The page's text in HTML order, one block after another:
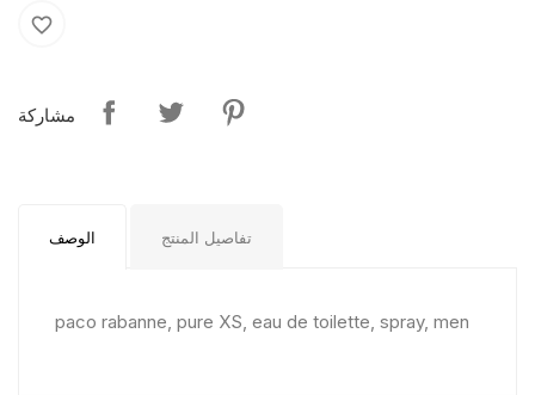
favorite_border
مشاركة
الوصف تفاصيل المنتج
paco rabanne, pure XS, eau de toilette, spray, men